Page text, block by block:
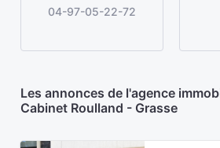
04-97-05-22-72
Les annonces de l'agence
Cabinet Roulland - Grasse